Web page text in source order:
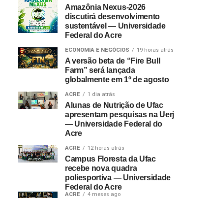
Amazônia Nexus-2026
discutirá desenvolvimento
sustentável — Universidade
Federal do Acre
ECONOMIA E NEGÓCIOS 19 horas atrás
A versão beta de “Fire Bull
Farm” será lançada
globalmente em 1º de agosto
ACRE 1 dia atrás
Alunas de Nutrição de Ufac
apresentam pesquisas na Uerj
— Universidade Federal do
Acre
ACRE 12 horas atrás
Campus Floresta da Ufac
recebe nova quadra
poliesportiva — Universidade
Federal do Acre
ACRE 4 meses ago